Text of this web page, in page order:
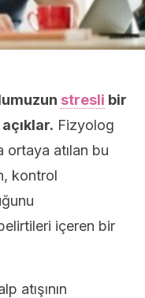
stresli bir
Fizyolog
ortaya atılan bu
kontrol
içeren bir
atışının